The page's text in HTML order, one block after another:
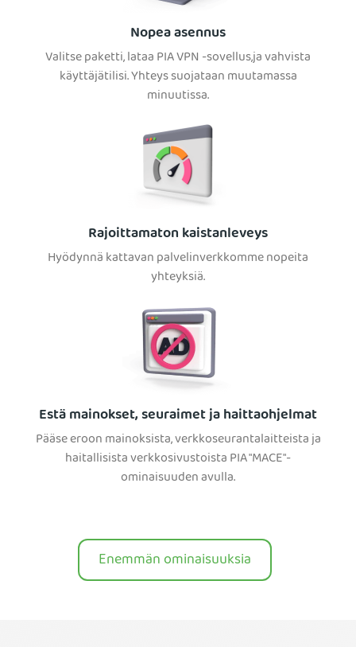
Nopea asennus
Valitse paketti, lataa PIA VPN -sovellus,ja vahvista
käyttäjätilisi. Yhteys suojataan muutamassa
minuutissa.
Rajoittamaton kaistanleveys
Hyödynnä kattavan palvelinverkkomme nopeita
yhteyksiä.
Estä mainokset, seuraimet ja haittaohjelmat
Pääse eroon mainoksista, verkkoseurantalaitteista ja
haitallisista verkkosivustoista PIA "MACE"-
ominaisuuden avulla.
Enemmän ominaisuuksia